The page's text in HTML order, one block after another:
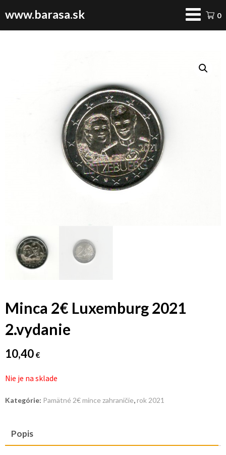
www.barasa.sk 0
Minca 2€ Luxemburg 2021
2.vydanie
10,40 €
Nie je na sklade
Kategórie: Pamätné 2€ mince zahraničie,rok 2021
Popis